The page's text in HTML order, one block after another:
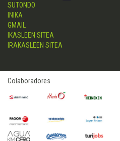
SUTONDO
INIKA
GMAIL
IKASLEEN SITEA
IRAKASLEEN SITEA
Colaboradores